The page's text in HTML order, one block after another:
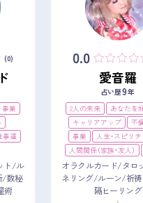
(0)
事業
事運
ト/ル
/数秘
術
0.0
愛音羅
占い歴9年
2人の未来
あなたを
キャリアアップ
不
事業
人生・スピリ
人間関係（家族・友人）
オラクルカード/タロ
ネリング/ルーン/祈祷
隔ヒーリング